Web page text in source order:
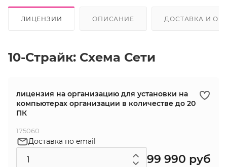
ЛИЦЕНЗИИ ОПИСАНИЕ ДОСТАВКА И
10-Страйк: Схема Сети
лицензия на организацию для установки на
компьютерах организации в количестве до 20
ПК
175060
Доставка по email
99 990 руб